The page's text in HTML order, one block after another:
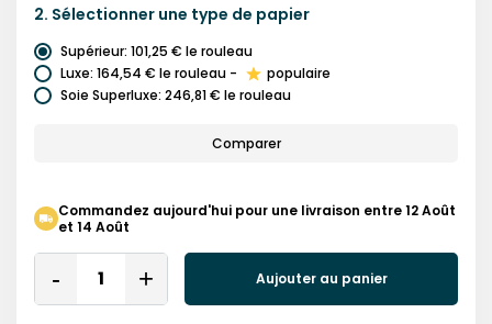
2. Sélectionner une type de papier
Supérieur: 101,25 € le rouleau
Luxe: 164,54 € le rouleau -
populaire
Soie Superluxe: 246,81 € le rouleau
Comparer
Commandez aujourd'hui pour une livraison entre 12 Août
et 14 Août
Quantity
Remove
One
Add
One
Aujouter au panier